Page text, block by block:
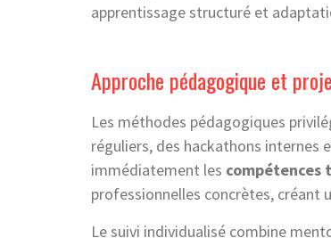
apprentissage structuré et
Approche pédagogique et
Les méthodes pédagogiques
réguliers, des hackathons internes
immédiatement les compétences
professionnelles concrètes, créant
Le suivi individualisé combine